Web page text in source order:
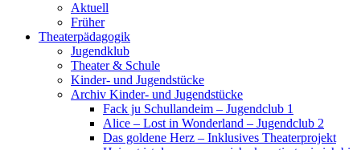
Aktuell
Früher
Theaterpädagogik
Jugendklub
Theater & Schule
Kinder- und Jugendstücke
Archiv Kinder- und Jugendstücke
Fack ju Schullandeim – Jugendclub 1
Alice – Lost in Wonderland – Jugendclub 2
Das goldene Herz – Inklusives Theaterprojekt